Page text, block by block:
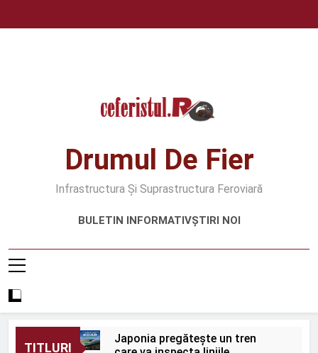
Drumul De Fier
Infrastructura Și Suprastructura Feroviară
BULETIN INFORMATIVȘTIRI NOI
TITLURI
Japonia pregătește un tren